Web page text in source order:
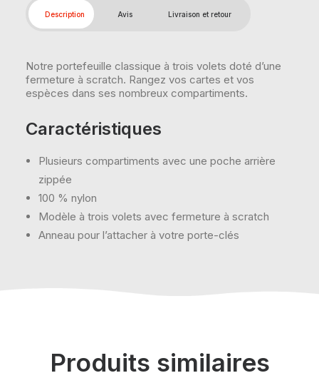
Description Avis Livraison et retour
Notre portefeuille classique à trois volets doté d’une
fermeture à scratch. Rangez vos cartes et vos
espèces dans ses nombreux compartiments.
Caractéristiques
Plusieurs compartiments avec une poche arrière
zippée
100 % nylon
Modèle à trois volets avec fermeture à scratch
Anneau pour l’attacher à votre porte-clés
Produits similaires